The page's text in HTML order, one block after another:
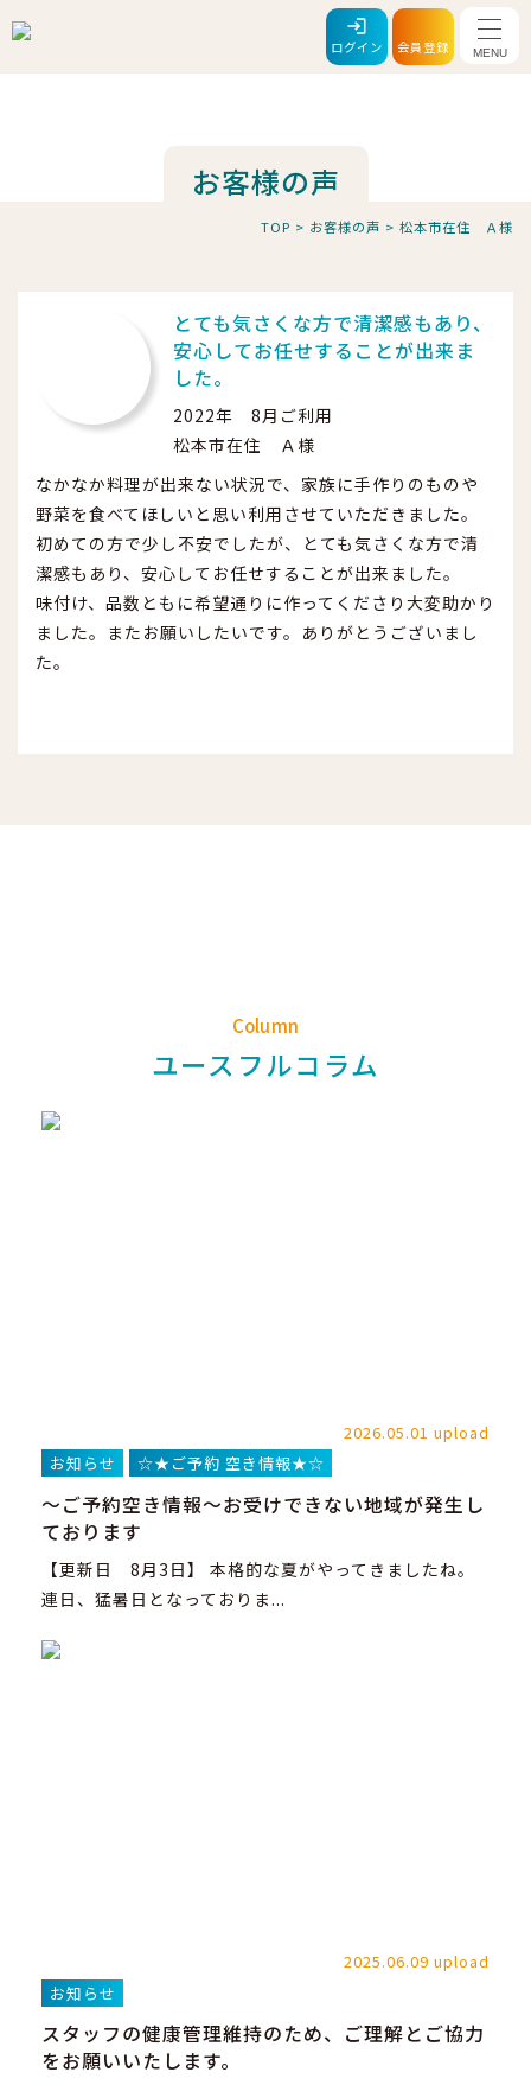
ログイン 会員登録 メニ
お客様の声
TOP > お客様の声 > 松本市在住 Ａ様
とても気さくな方で清潔感もあり、
安心してお任せすることが出来ま
した。
2022年 8月ご利用
松本市在住 Ａ様
なかなか料理が出来ない状況で、家族に手作りのものや
野菜を食べてほしいと思い利用させていただきました。
初めての方で少し不安でしたが、とても気さくな方で清
潔感もあり、安心してお任せすることが出来ました。
味付け、品数ともに希望通りに作ってくださり大変助かり
ました。またお願いしたいです。ありがとうございまし
た。
Column
ユースフルコラム
2026.05.01 upload
お知らせ
☆★ご予約 空き情報★☆
～ご予約空き情報～お受けできない地域が発生し
ております
【更新日 8月3日】 本格的な夏がやってきましたね。
連日、猛暑日となっておりま...
2025.06.09 upload
お知らせ
スタッフの健康管理維持のため、ご理解とご協力
をお願いいたします。